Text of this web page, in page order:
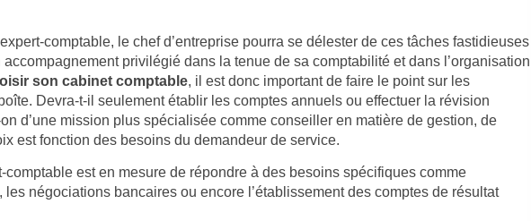
comptable, le chef d’entreprise pourra se délester de ces tâches fastidieuses
accompagnement privilégié dans la tenue de sa comptabilité et dans l’organisation
son cabinet comptable, il est donc important de faire le point sur les
Devra-t-il seulement établir les comptes annuels ou effectuer la révision
d’une mission plus spécialisée comme conseiller en matière de gestion, de
est fonction des besoins du demandeur de service.
comptable est en mesure de répondre à des besoins spécifiques comme
, les négociations bancaires ou encore l’établissement des comptes de résultat